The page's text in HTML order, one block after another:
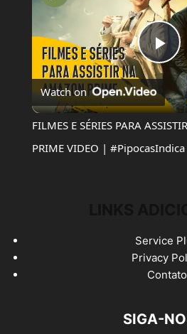
Watch on
FILMES E SÉRIES PARA
PRIME VIDEO | #PipocasIndica
Service
Privacy
Contato
SIGA-